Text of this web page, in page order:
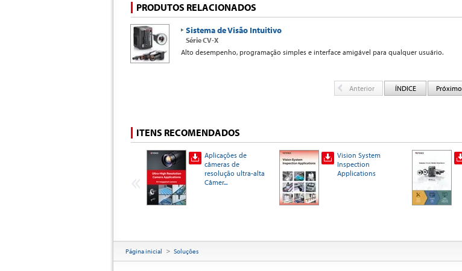
PRODUTOS RELACIONADOS
Sistema de Visão Intuitivo
Série CV-X
Alto desempenho, programação simples e interface amigável para qualquer usuário.
Anterior ÍNDICE Próximo
ITENS RECOMENDADOS
Aplicações de
câmeras de
resolução ultra-alta
Câmer...
Vision System
Inspection
Applications
Página inicial Soluções